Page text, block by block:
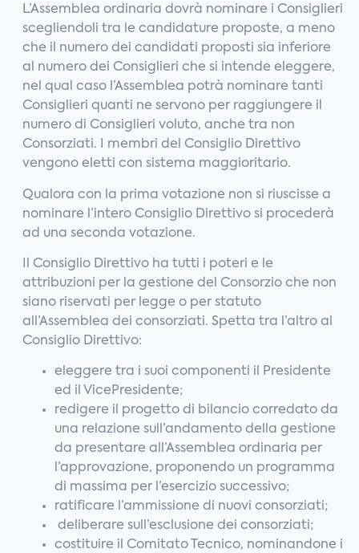
L’Assemblea ordinaria dovrà nominare i Consiglieri
scegliendoli tra le candidature proposte, a meno
che il numero dei candidati proposti sia inferiore
al numero dei Consiglieri che si intende eleggere,
nel qual caso l’Assemblea potrà nominare tanti
Consiglieri quanti ne servono per raggiungere il
numero di Consiglieri voluto, anche tra non
Consorziati. I membri del Consiglio Direttivo
vengono eletti con sistema maggioritario.
Qualora con la prima votazione non si riuscisse a
nominare l’intero Consiglio Direttivo si procederà
ad una seconda votazione.
Il Consiglio Direttivo ha tutti i poteri e le
attribuzioni per la gestione del Consorzio che non
siano riservati per legge o per statuto
all’Assemblea dei consorziati. Spetta tra l’altro al
Consiglio Direttivo:
eleggere tra i suoi componenti il Presidente
ed il VicePresidente;
redigere il progetto di bilancio corredato da
una relazione sull’andamento della gestione
da presentare all’Assemblea ordinaria per
l’approvazione, proponendo un programma
di massima per l’esercizio successivo;
ratificare l’ammissione di nuovi consorziati;
deliberare sull’esclusione dei consorziati;
costituire il Comitato Tecnico, nominandone i